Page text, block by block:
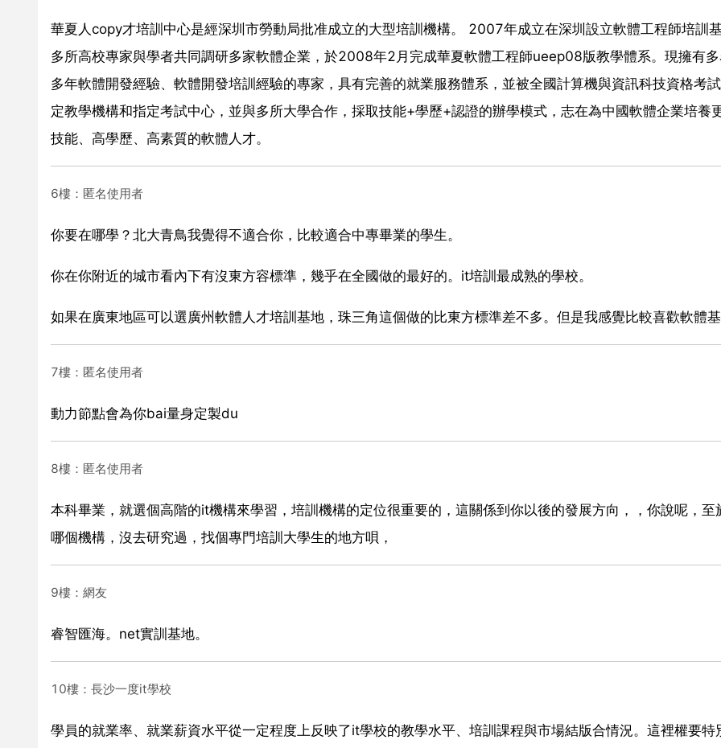
華夏人copy才培訓中心是經深圳市勞動局批准成立的大型培訓機構。 2007年成立在深圳設立軟體工程師培訓
多所高校專家與學者共同調研多家軟體企業，於2008年2月完成華夏軟體工程師ueep08版教學體系。現擁有
多年軟體開發經驗、軟體開發培訓經驗的專家，具有完善的就業服務體系，並被全國計算機與資訊科技資格考
定教學機構和指定考試中心，並與多所大學合作，採取技能+學歷+認證的辦學模式，志在為中國軟體企業培養
技能、高學歷、高素質的軟體人才。
6樓：匿名使用者
你要在哪學？北大青鳥我覺得不適合你，比較適合中專畢業的學生。
你在你附近的城市看內下有沒東方容標準，幾乎在全國做的最好的。it培訓最成熟的學校。
如果在廣東地區可以選廣州軟體人才培訓基地，珠三角這個做的比東方標準差不多。但是我感覺比較喜歡軟體
7樓：匿名使用者
動力節點會為你bai量身定製du
8樓：匿名使用者
本科畢業，就選個高階的it機構來學習，培訓機構的定位很重要的，這關係到你以後的發展方向，，你說呢，至
哪個機構，沒去研究過，找個專門培訓大學生的地方唄，
9樓：網友
睿智匯海。net實訓基地。
10樓：長沙一度it學校
學員的就業率、就業薪資水平從一定程度上反映了it學校的教學水平、培訓課程與市場結版合情況。這裡權要特